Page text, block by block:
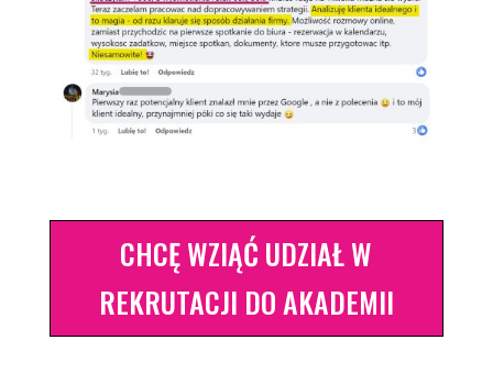
CHCĘ WZIĄĆ UDZIAŁ W
REKRUTACJI DO AKADEMII